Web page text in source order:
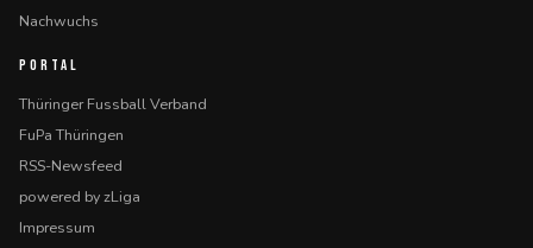
Nachwuchs
PORTAL
Thüringer Fussball Verband
FuPa Thüringen
RSS-Newsfeed
powered by zLiga
Impressum